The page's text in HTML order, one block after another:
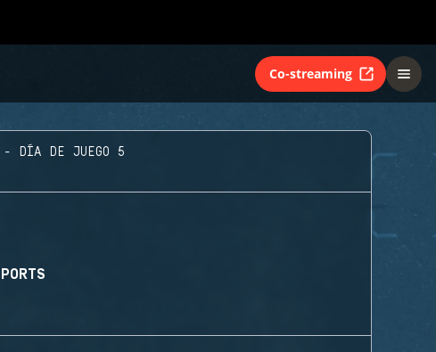
Co-streaming
- DÍA DE JUEGO 5